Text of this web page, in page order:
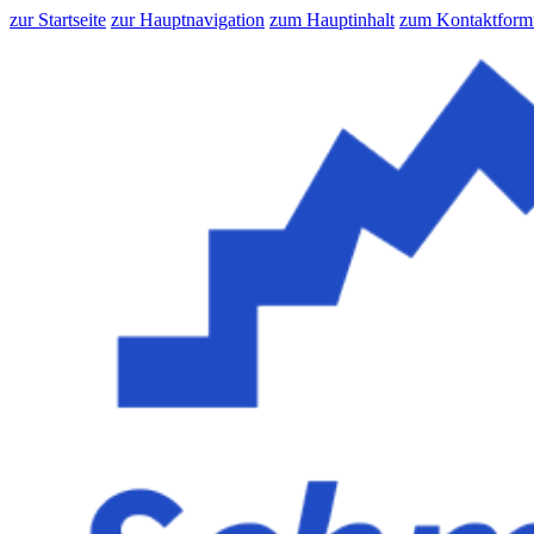
zur Startseite zur Hauptnavigation zum Hauptinhalt zum